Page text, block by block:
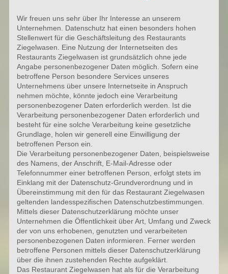
Wir freuen uns sehr über Ihr Interesse an unserem
Unternehmen. Datenschutz hat einen besonders hohen
Stellenwert für die Geschäftsleitung des Restaurants
Ziegelwasen. Eine Nutzung der Internetseiten des
Restaurants Ziegelwasen ist grundsätzlich ohne jede
Angabe personenbezogener Daten möglich. Sofern eine
betroffene Person besondere Services unseres
Unternehmens über unsere Internetseite in Anspruch
nehmen möchte, könnte jedoch eine Verarbeitung
personenbezogener Daten erforderlich werden. Ist die
Verarbeitung personenbezogener Daten erforderlich und
besteht für eine solche Verarbeitung keine gesetzliche
Grundlage, holen wir generell eine Einwilligung der
betroffenen Person ein.
Die Verarbeitung personenbezogener Daten, beispielsweise
des Namens, der Anschrift, E-Mail-Adresse oder
Telefonnummer einer betroffenen Person, erfolgt stets im
Einklang mit der Datenschutz-Grundverordnung und in
Übereinstimmung mit den für das Restaurant Ziegelwasen
geltenden landesspezifischen Datenschutzbestimmungen.
Mittels dieser Datenschutzerklärung möchte unser
Unternehmen die Öffentlichkeit über Art, Umfang und Zweck
der von uns erhobenen, genutzten und verarbeiteten
personenbezogenen Daten informieren. Ferner werden
betroffene Personen mittels dieser Datenschutzerklärung
über die ihnen zustehenden Rechte aufgeklärt.
Das Restaurant Ziegelwasen hat als für die Verarbeitung